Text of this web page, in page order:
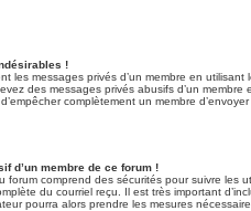
!
les messages privés d’un membre en
des messages privés abusifs d’un membre
complètement un membre
d’un membre de ce forum !
forum comprend des sécurités pour suivre les
du courriel reçu. Il est très important
pourra alors prendre les mesures